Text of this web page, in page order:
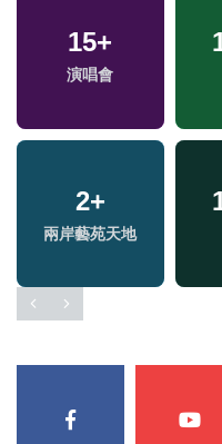
15+
演唱會
2+
兩岸藝苑天地